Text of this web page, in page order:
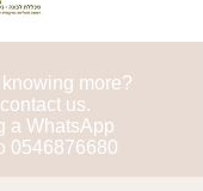
knowing more?
us.
a WhatsApp
0546876680